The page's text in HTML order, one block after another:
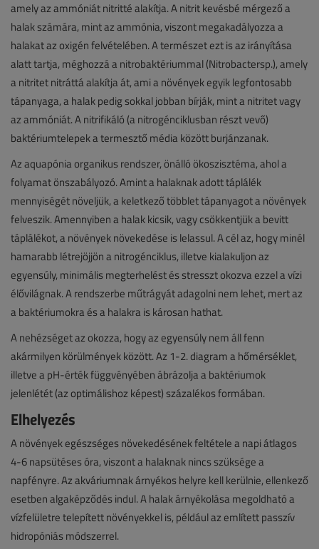
amely az ammóniát nitritté alakítja. A nitrit kevésbé mérgező a
halak számára, mint az ammónia, viszont megakadályozza a
halakat az oxigén felvételében. A természet ezt is az irányítása
alatt tartja, méghozzá a nitrobaktériummal (Nitrobactersp.), amely
a nitritet nitráttá alakítja át, ami a növények egyik legfontosabb
tápanyaga, a halak pedig sokkal jobban bírják, mint a nitritet vagy
az ammóniát. A nitrifikáló (a nitrogénciklusban részt vevő)
baktériumtelepek a termesztő média között burjánzanak.
Az aquapónia organikus rendszer, önálló ökoszisztéma, ahol a
folyamat önszabályozó. Amint a halaknak adott táplálék
mennyiségét növeljük, a keletkező többlet tápanyagot a növények
felveszik. Amennyiben a halak kicsik, vagy csökkentjük a bevitt
táplálékot, a növények növekedése is lelassul. A cél az, hogy minél
hamarabb létrejöjjön a nitrogénciklus, illetve kialakuljon az
egyensúly, minimális megterhelést és stresszt okozva ezzel a vízi
élővilágnak. A rendszerbe műtrágyát adagolni nem lehet, mert az
a baktériumokra és a halakra is károsan hathat.
A nehézséget az okozza, hogy az egyensúly nem áll fenn
akármilyen körülmények között. Az 1-2. diagram a hőmérséklet,
illetve a pH-érték függvényében ábrázolja a baktériumok
jelenlétét (az optimálishoz képest) százalékos formában.
Elhelyezés
A növények egészséges növekedésének feltétele a napi átlagos
4-6 napsütéses óra, viszont a halaknak nincs szüksége a
napfényre. Az akváriumnak árnyékos helyre kell kerülnie, ellenkező
esetben algaképződés indul. A halak árnyékolása megoldható a
vízfelületre telepített növényekkel is, például az említett passzív
hidropóniás módszerrel.